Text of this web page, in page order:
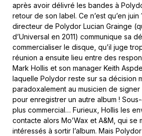
après avoir délivré les bandes à
retour de son label. Ce n’est qu’en
directeur de Polydor Lucian Grainge
d’Universal en 2011) communique sa
commercialiser le disque, qu’il juge
réunion a ensuite lieu entre des
Mark Hollis et son manager Keith
laquelle Polydor reste sur sa décision
paradoxalement au musicien de
pour enregistrer un autre album !
plus commercial… Furieux, Hollis les
contacte alors Mo’Wax et A&M, qui se
intéressés à sortir l’album. Mais